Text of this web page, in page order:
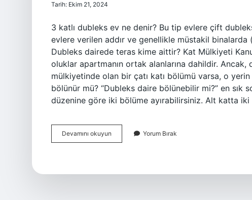
Tarih: Ekim 21, 2024
3 katlı dubleks ev ne denir? Bu tip evlere çift
evlere verilen addır ve genellikle müstakil
Dubleks dairede teras kime aittir? Kat Mülkiyeti
oluklar apartmanın ortak alanlarına dahildir. Ancak,
mülkiyetinde olan bir çatı katı bölümü varsa, o
bölünür mü? “Dubleks daire bölünebilir mi?” en
düzenine göre iki bölüme ayırabilirsiniz. Alt katta
Devamını okuyun Apartman
Dubleks
Yorum Bırak